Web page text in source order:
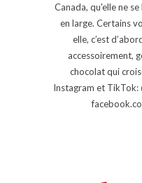
Canada, qu'elle ne
en large. Certains
elle, c’est
accessoirement,
chocolat qui
Instagram et TikTok: